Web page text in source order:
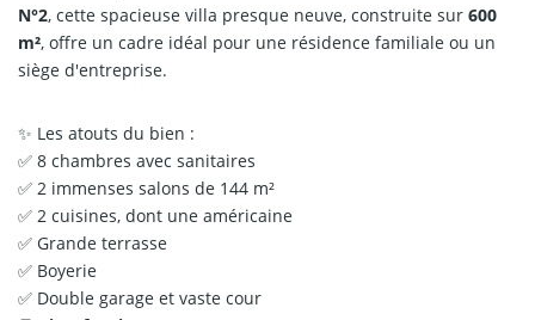
N°2, cette spacieuse villa presque neuve, construite sur 600
m², offre un cadre idéal pour une résidence familiale ou un
siège d'entreprise.
✨ Les atouts du bien :
✅ 8 chambres avec sanitaires
✅ 2 immenses salons de 144 m²
✅ 2 cuisines, dont une américaine
✅ Grande terrasse
✅ Boyerie
✅ Double garage et vaste cour